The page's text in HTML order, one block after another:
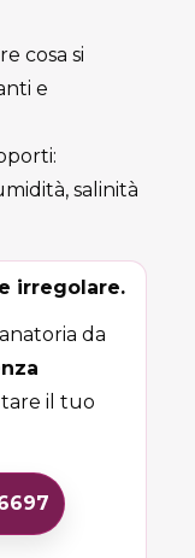
cosa si
e
salinità
irregolare.
da
il tuo